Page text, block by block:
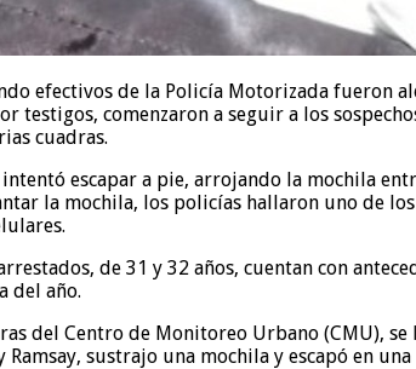
efectivos de la Policía Motorizada
testigos, comenzaron a seguir a los
cuadras.
escapar a pie, arrojando la mochila
la mochila, los policías hallaron uno de
de 31 y 32 años, cuentan con
del año.
del Centro de Monitoreo Urbano (CMU),
sustrajo una mochila y escapó en